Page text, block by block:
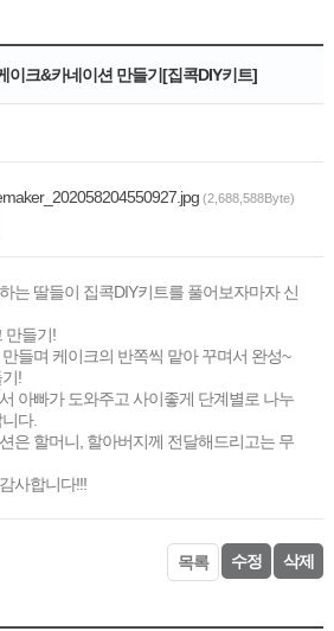
이크&카네이션 만들기[집콕DIY키트]
(2,688,588Byte)
는 딸들이 집콕DIY키트를 풀어보자마자 신
만들기!
들며 케이크의 반쪽씩 맡아 꾸며서 완성~
!
아빠가 도와주고 사이좋게 단계별로 나누
다.
은 할머니, 할아버지께 전달해드리고는 무
사합니다!!!
목록 수정 삭제